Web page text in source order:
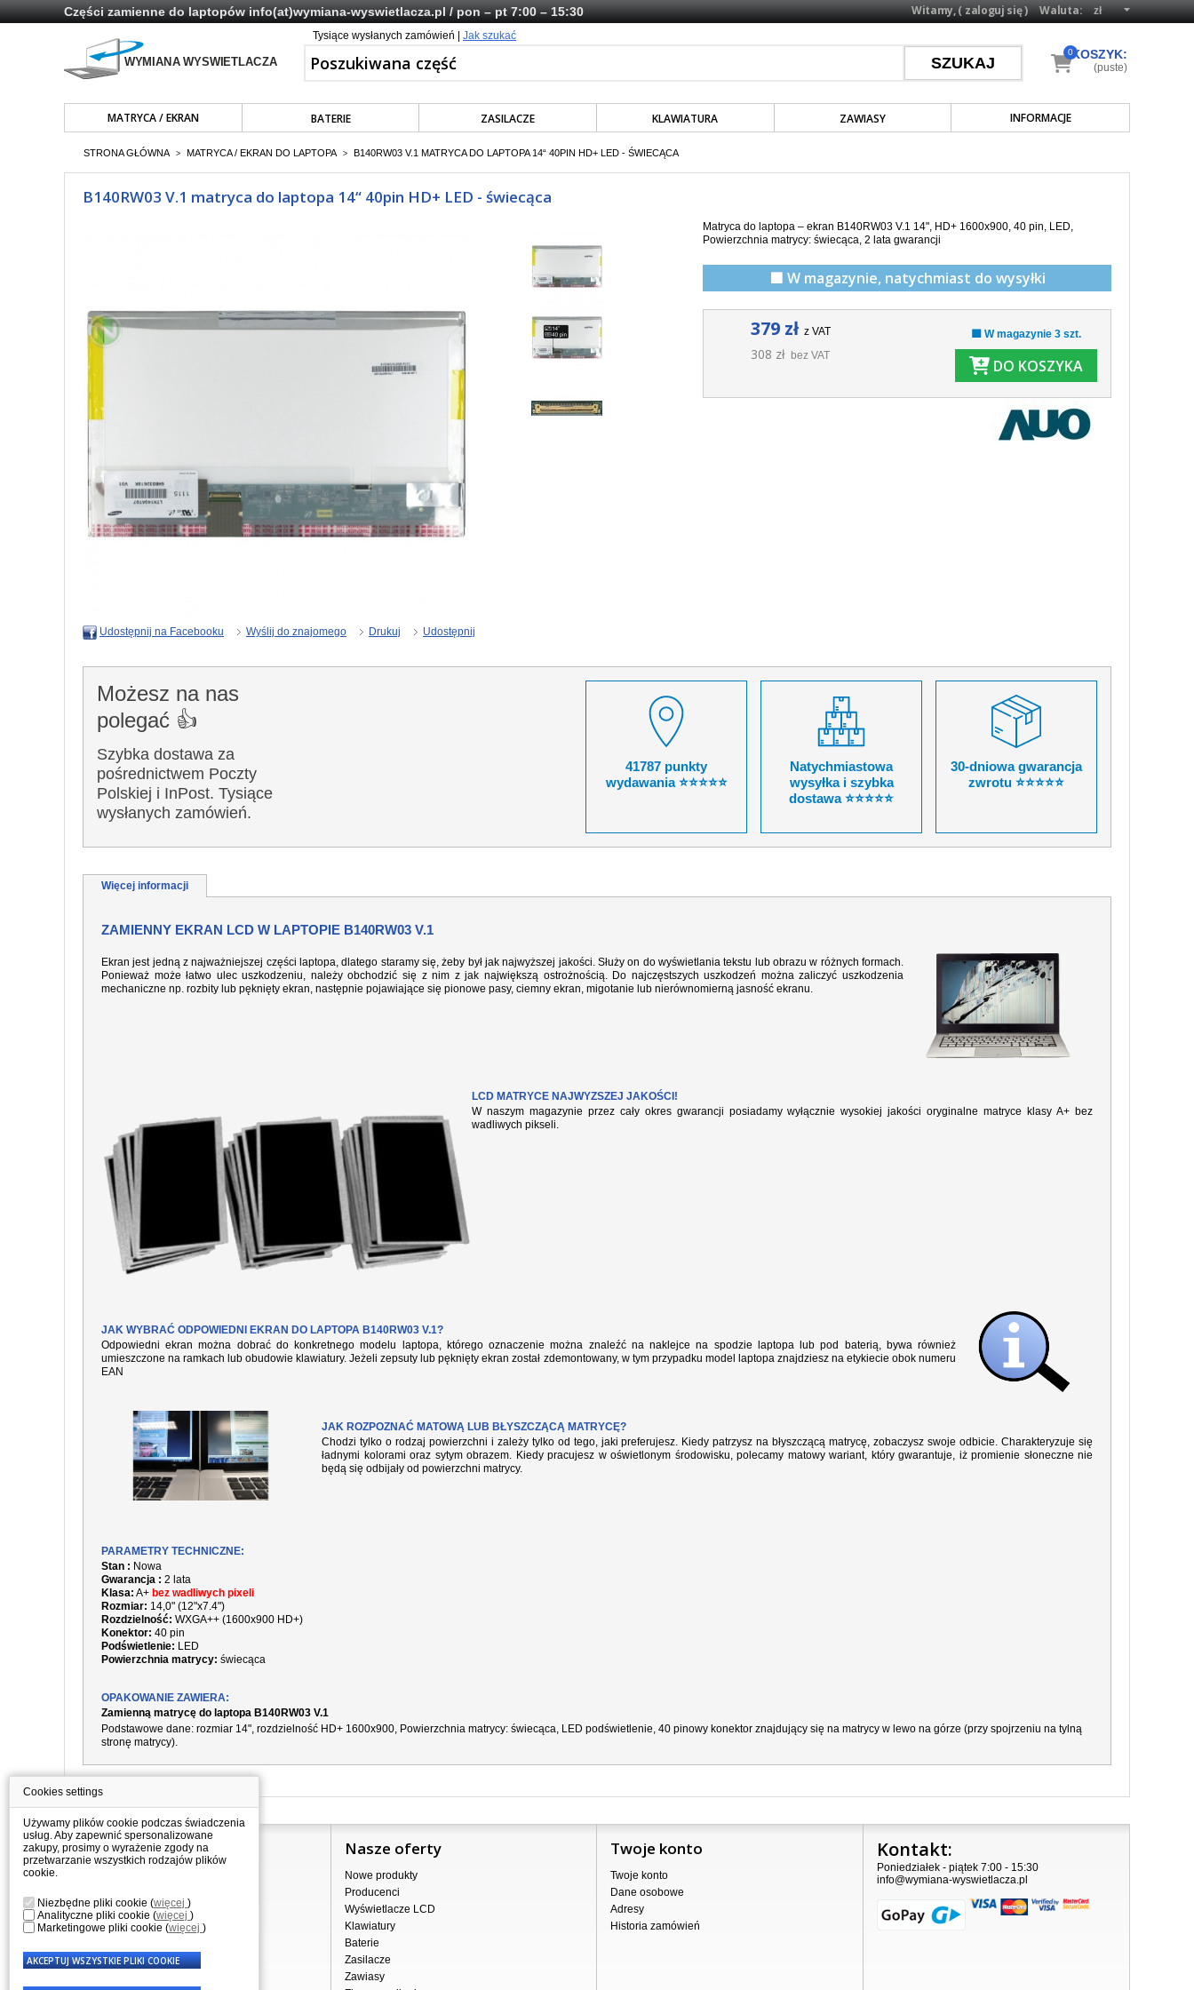
Części zamienne do laptopówinfo(at)wymiana-wyswietlacza.pl/ pon – pt 7:00 – 15:30 Waluta:
Witamy, (zaloguj się)
Tysiące wysłanych zamówień | Jak szukać
MATRYCA / EKRAN BATERIE ZASILACZE KLAWIATURA ZAWIASY INFORMACJE
KOSZYK:
0
(puste)
STRONA GŁÓWNA > MATRYCA / EKRAN DO LAPTOPA > B140RW03 V.1 MATRYCA DO LAPTOPA 14“ 40PIN HD+ LED - ŚWIECĄCA
B140RW03 V.1 matryca do laptopa 14“ 40pin HD+ LED - świecąca
Matryca do laptopa – ekran B140RW03 V.1 14", HD+ 1600x900, 40 pin, LED,
Powierzchnia matrycy: świecąca, 2 lata gwarancji
🟩 W magazynie, natychmiast do wysyłki
379 zł z VAT
308 zł bez VAT
🟩 W magazynie 3 szt.
DO KOSZYKA
Udostępnij na Facebooku Wyślij do znajomego Drukuj Udostępnij
Możesz na nas
polegać 👍
Szybka dostawa za
pośrednictwem Poczty
Polskiej i InPost. Tysiące
wysłanych zamówień.
41787 punkty
wydawania ⭐⭐⭐⭐⭐
Natychmiastowa
wysyłka i szybka
dostawa ⭐⭐⭐⭐⭐
30-dniowa gwarancja
zwrotu ⭐⭐⭐⭐⭐
Więcej informacji
ZAMIENNY EKRAN LCD W LAPTOPIE B140RW03 V.1
Ekran jest jedną z najważniejszej części laptopa, dlatego staramy się, żeby był jak najwyższej jakości. Służy on do wyświetlania tekstu lub obrazu w różnych formach.
Ponieważ może łatwo ulec uszkodzeniu, należy obchodzić się z nim z jak największą ostrożnością. Do najczęstszych uszkodzeń można zaliczyć uszkodzenia
mechaniczne np. rozbity lub pęknięty ekran, następnie pojawiające się pionowe pasy, ciemny ekran, migotanie lub nierównomierną jasność ekranu.
LCD MATRYCE NAJWYZSZEJ JAKOŚCI!
W naszym magazynie przez cały okres gwarancji posiadamy wyłącznie wysokiej jakości oryginalne matryce klasy A+ bez
wadliwych pikseli.
JAK WYBRAĆ ODPOWIEDNI EKRAN DO LAPTOPA B140RW03 V.1?
Odpowiedni ekran można dobrać do konkretnego modelu laptopa, którego oznaczenie można znaleźć na naklejce na spodzie laptopa lub pod baterią, bywa również
umieszczone na ramkach lub obudowie klawiatury. Jeżeli zepsuty lub pęknięty ekran został zdemontowany, w tym przypadku model laptopa znajdziesz na etykiecie obok numeru
EAN
JAK ROZPOZNAĆ MATOWĄ LUB BŁYSZCZĄCĄ MATRYCĘ?
Chodzi tylko o rodzaj powierzchni i zależy tylko od tego, jaki preferujesz. Kiedy patrzysz na błyszczącą matrycę, zobaczysz swoje odbicie. Charakteryzuje się
ładnymi kolorami oraz sytym obrazem. Kiedy pracujesz w oświetlonym środowisku, polecamy matowy wariant, który gwarantuje, iż promienie słoneczne nie
będą się odbijały od powierzchni matrycy.
PARAMETRY TECHNICZNE:
Stan : Nowa
Gwarancja : 2 lata
Klasa: A+ bez wadliwych pixeli
Rozmiar: 14,0" (12"x7.4")
Rozdzielność: WXGA++ (1600x900 HD+)
Konektor: 40 pin
Podświetlenie: LED
Powierzchnia matrycy: świecąca
OPAKOWANIE ZAWIERA:
Zamienną matrycę do laptopa B140RW03 V.1
Podstawowe dane: rozmiar 14", rozdzielność HD+ 1600x900, Powierzchnia matrycy: świecąca, LED podświetlenie, 40 pinowy konektor znajdujący się na matrycy w lewo na górze (przy spojrzeniu na tylną
stronę matrycy).
Informacje
Sprzedaż hurtowa
Nota prawna
Przetwarzanie danych osobowych
Nasze oferty
Nowe produkty
Producenci
Wyświetlacze LCD
Klawiatury
Baterie
Zasilacze
Zawiasy
Twoje konto
Twoje konto
Dane osobowe
Adresy
Historia zamówień
Kontakt:
Poniedziałek - piątek 7:00 - 15:30
info@wymiana-wyswietlacza.pl
Cookies settings
Używamy plików cookie podczas świadczenia
usług. Aby zapewnić spersonalizowane
zakupy, prosimy o wyrażenie zgody na
przetwarzanie wszystkich rodzajów plików
cookie.
Niezbędne pliki cookie (więcej )
Analityczne pliki cookie (więcej )
Marketingowe pliki cookie (więcej )